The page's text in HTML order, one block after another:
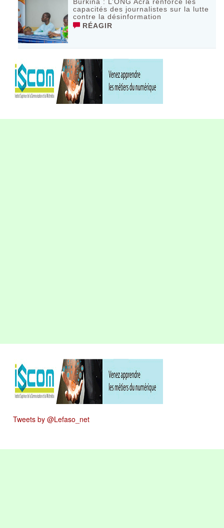
Burkina : L’ONG Acra renforce les
capacités des journalistes sur la lutte
contre la désinformation
RÉAGIR
Tweets by @Lefaso_net